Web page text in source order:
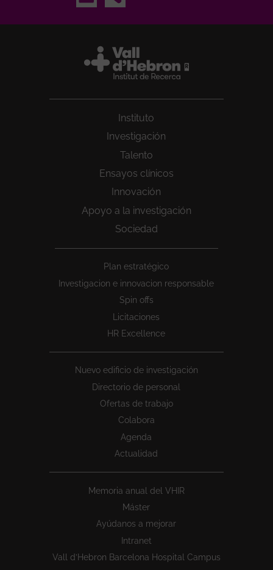
Instituto
Investigación
Talento
Ensayos clínicos
Innovación
Apoyo a la investigación
Sociedad
Plan estratégico
Investigacion e innovacion responsable
Spin offs
Licitaciones
HR Excellence
Nuevo edificio de investigación
Directorio de personal
Ofertas de trabajo
Colabora
Agenda
Actualidad
Memoria anual del VHIR
Máster
Ayúdanos a mejorar
Intranet
Vall d’Hebron Barcelona Hospital Campus